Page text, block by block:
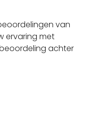
van
ervaring met
achter